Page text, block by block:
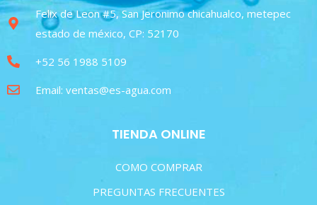
Felix de Leon #5, San Jeronimo chicahualco, metepec
estado de méxico, CP: 52170
+52 56 1988 5109
Email: ventas@es-agua.com
TIENDA ONLINE
COMO COMPRAR
PREGUNTAS FRECUENTES